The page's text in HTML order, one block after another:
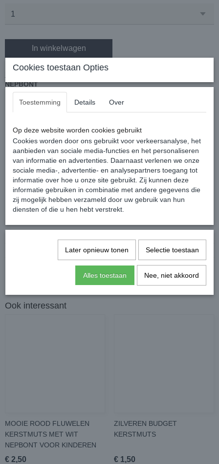
In winkelwagen
PRACHTIGE ROOD FLUWELEN KERSTMUTS MET WIT
NEPBONT
SUPERZACHTE RODE KERSTMUTS MET WIT NEPBONT
DE MUTS IS GEMAAKT VAN EEN HEERLIJK AANVOELENDE
HET BALLETJE AAN DE PUNT EN DE ONDERRAND ZIJN
GEMAAKT VAN DIK WIT NEPBONT
KLEUR = ROOD
MAAT= EEN MAAT
1,00 Kg
Ook interessant
MOOIE ROOD FLUWELEN
KERSTMUTS MET WIT
NEPBONT VOOR KINDEREN
€ 2,50
ZILVEREN BUDGET
KERSTMUTS
€ 1,50
Cookies toestaan Opties
Toestemming Details Over
Op deze website worden cookies gebruikt
Cookies worden door ons gebruikt voor verkeersanalyse, het
aanbieden van sociale media-functies en het personaliseren
van informatie en advertenties. Daarnaast verlenen we onze
sociale media-, advertentie- en analysepartners toegang tot
informatie over hoe u onze site gebruikt. Zij kunnen deze
informatie gebruiken in combinatie met andere gegevens die
zij mogelijk hebben verzameld door uw gebruik van hun
diensten of die u hen hebt verstrekt.
Later opnieuw tonen Selectie toestaan
Alles toestaan Nee, niet akkoord